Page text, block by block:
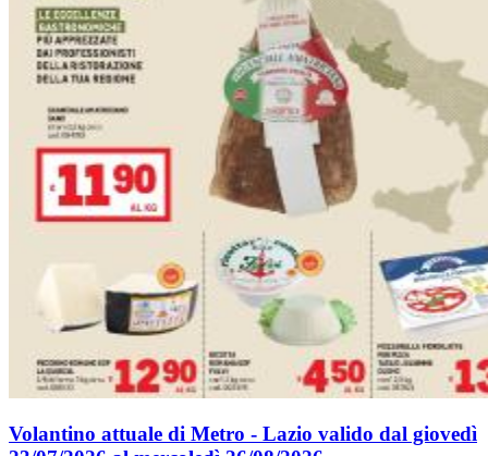
Volantino attuale di Metro - Lazio valido dal giovedì